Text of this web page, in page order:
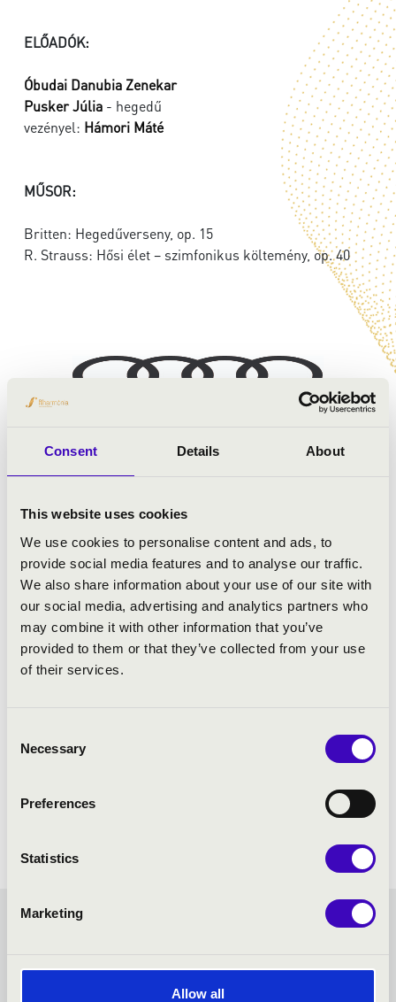
Consent Details About
This website uses cookies
We use cookies to personalise content and ads, to
provide social media features and to analyse our traffic.
We also share information about your use of our site with
our social media, advertising and analytics partners who
may combine it with other information that you’ve
provided to them or that they’ve collected from your use
of their services.
Selection
Necessary
Preferences
Statistics
Marketing
Allow all
ELŐADÓK:
Óbudai Danubia Zenekar
Pusker Júlia - hegedű
vezényel: Hámori Máté
MŰSOR:
Britten: Hegedűverseny, op. 15
R. Strauss: Hősi élet – szimfonikus költemény, op. 40
BÉKÉSCSABA - TOVÁBBI